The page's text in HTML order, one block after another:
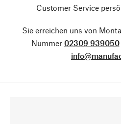
Customer Service
Sie erreichen uns von
Nummer 02309 939050